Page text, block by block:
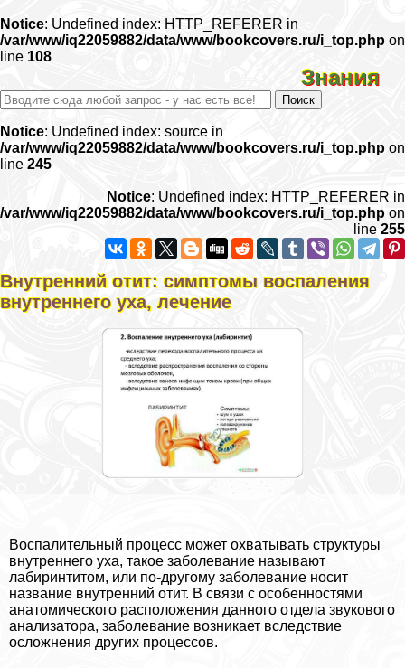
Notice: Undefined index: HTTP_REFERER in
/var/www/iq22059882/data/www/bookcovers.ru/i_top.php on
line 108
Знания
Notice: Undefined index: source in
/var/www/iq22059882/data/www/bookcovers.ru/i_top.php on
line 245
Notice: Undefined index: HTTP_REFERER in
/var/www/iq22059882/data/www/bookcovers.ru/i_top.php on
line 255
Внутренний отит: симптомы воспаления
внутреннего уха, лечение
Воспалительный процесс может охватывать структуры
внутреннего уха, такое заболевание называют
лабиринтитом, или по-другому заболевание носит
название внутренний отит. В связи с особенностями
анатомического расположения данного отдела звукового
анализатора, заболевание возникает вследствие
осложнения других процессов.